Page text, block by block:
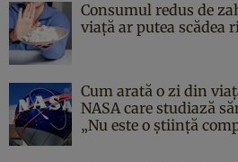
Consumul redus de
viață ar putea scădea
Cum arată o zi din
NASA care studiază
„Nu este o știință